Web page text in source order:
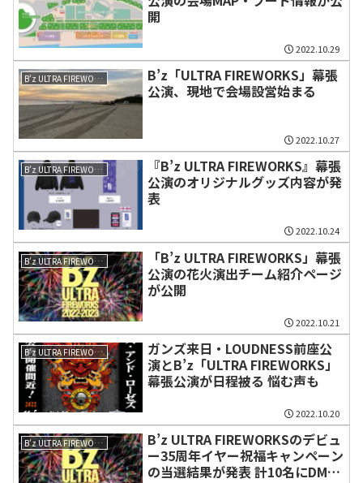
開
2022.10.29
B’z ULTRA FIREWORKS 2022-2023
B’z「ULTRA FIREWORKS」幕張
公演、現地で会場設営始まる
2022.10.27
B’z ULTRA FIREWORKS 2022-2023
『B’z ULTRA FIREWORKS』幕張
公演のオリジナルグッズ内容が発
表
2022.10.24
B’z ULTRA FIREWORKS 2022-2023
「B’z ULTRA FIREWORKS」幕張
公演の花火演出チーム紹介ページ
が公開
2022.10.21
B’z ULTRA FIREWORKS 2022-2023
ガンズ来日・LOUDNESS前座公
演とB’z「ULTRA FIREWORKS」
幕張公演が日程被る 悩む声も
2022.10.20
B’z ULTRA FIREWORKS 2022-2023
B’z ULTRA FIREWORKSのデビュ
ー35周年イヤー祝福キャンペーン
の当選結果が発表 計10名にDMを